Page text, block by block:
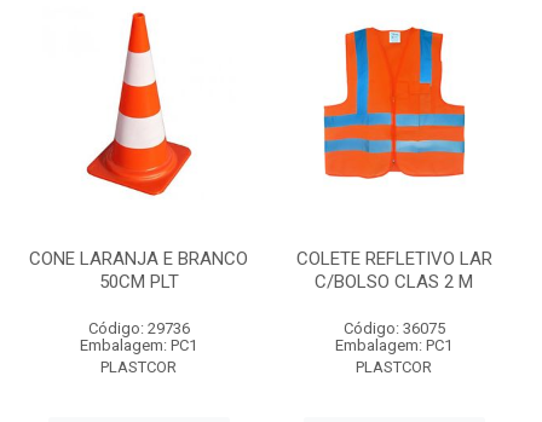
CONE LARANJA E BRANCO
50CM PLT
Código: 29736
Embalagem: PC1
PLASTCOR
COLETE REFLETIVO LAR
C/BOLSO CLAS 2 M
Código: 36075
Embalagem: PC1
PLASTCOR